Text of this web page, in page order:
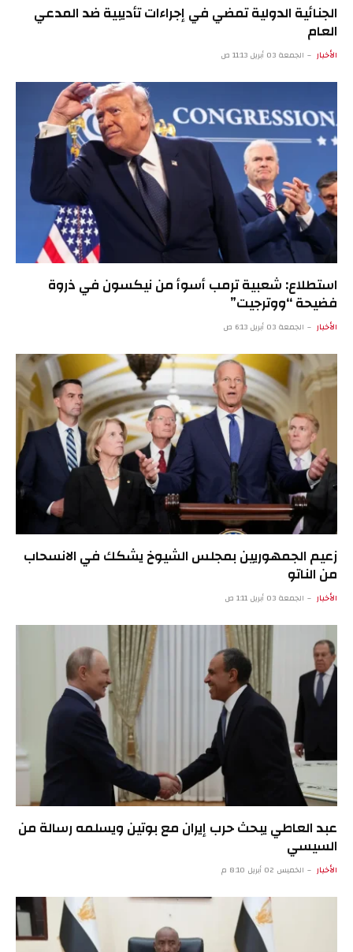
الجنائية الدولية تمضي في إجراءات تأديبية ضد المدعي
العام
الأخبار الجمعة 03 أبريل 11:13 ص
استطلاع: شعبية ترمب أسوأ من نيكسون في ذروة
فضيحة “ووترجيت”
الأخبار الجمعة 03 أبريل 6:13 ص
زعيم الجمهوريين بمجلس الشيوخ يشكك في الانسحاب
من الناتو
الأخبار الجمعة 03 أبريل 1:11 ص
عبد العاطي يبحث حرب إيران مع بوتين ويسلمه رسالة من
السيسي
الأخبار الخميس 02 أبريل 8:10 م